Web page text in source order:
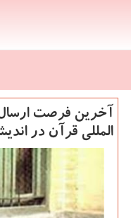
آخرین فرصت
المللی قرآن در